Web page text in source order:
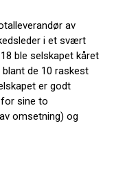
av
i et svært
ble selskapet kåret
de 10 raskest
er godt
sine to
omsetning) og